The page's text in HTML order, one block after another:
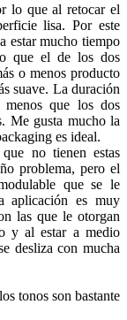
lo que al retocar el
lisa. Por este
estar mucho tiempo
que el de los dos
o menos producto
suave. La duración
que los dos
Me gusta mucho la
es ideal.
que no tienen estas
problema, pero el
que se le
aplicación es muy
las que le otorgan
y al estar a medio
desliza con mucha
tonos son bastante